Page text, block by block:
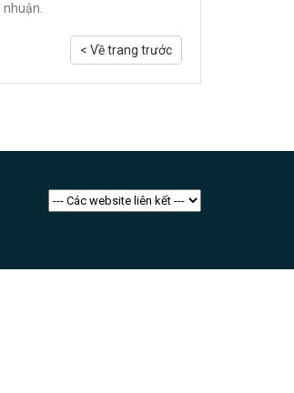
< Về trang trước